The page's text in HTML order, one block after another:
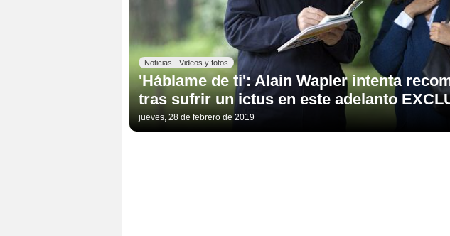
Noticias - Videos y fotos
'Háblame de ti': Alain Wapler intenta
tras sufrir un ictus en este adelanto
jueves, 28 de febrero de 2019